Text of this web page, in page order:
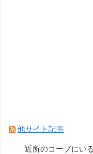
テスラ、26年中
急増による混乱収
他サイト記事
近所のコープにい